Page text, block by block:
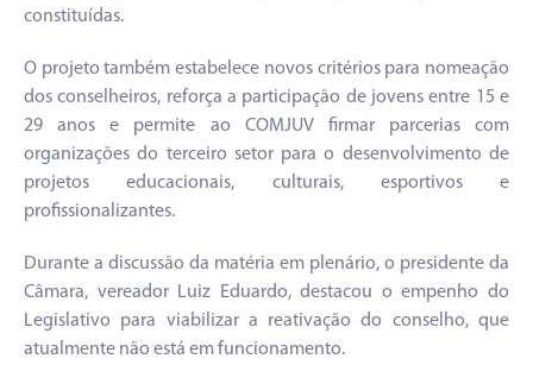
constituídas.
O projeto também estabelece novos critérios para nomeação
dos conselheiros, reforça a participação de jovens entre 15 e
29 anos e permite ao COMJUV firmar parcerias com
organizações do terceiro setor para o desenvolvimento de
projetos educacionais, culturais, esportivos e
profissionalizantes.
Durante a discussão da matéria em plenário, o presidente da
Câmara, vereador Luiz Eduardo, destacou o empenho do
Legislativo para viabilizar a reativação do conselho, que
atualmente não está em funcionamento.